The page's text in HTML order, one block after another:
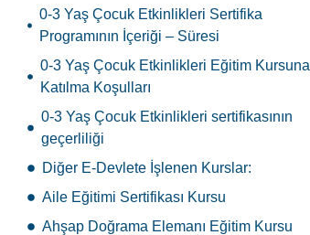
0-3 Yaş Çocuk Etkinlikleri Sertifika
Programının İçeriği – Süresi
0-3 Yaş Çocuk Etkinlikleri Eğitim Kursuna
Katılma Koşulları
0-3 Yaş Çocuk Etkinlikleri sertifikasının
geçerliliği
Diğer E-Devlete İşlenen Kurslar:
Aile Eğitimi Sertifikası Kursu
Ahşap Doğrama Elemanı Eğitim Kursu